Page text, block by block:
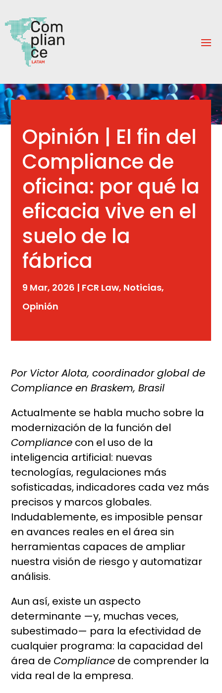
Opinión | El fin del
Compliance de
oficina: por qué la
eficacia vive en el
suelo de la
fábrica
9 Mar, 2026 | FCR Law, Noticias,
Opinión
Por Victor Alota, coordinador global de
Compliance en Braskem, Brasil
Actualmente se habla mucho sobre la
modernización de la función del
Compliance con el uso de la
inteligencia artificial: nuevas
tecnologías, regulaciones más
sofisticadas, indicadores cada vez más
precisos y marcos globales.
Indudablemente, es imposible pensar
en avances reales en el área sin
herramientas capaces de ampliar
nuestra visión de riesgo y automatizar
análisis.
Aun así, existe un aspecto
determinante —y, muchas veces,
subestimado— para la efectividad de
cualquier programa: la capacidad del
área de Compliance de comprender la
vida real de la empresa.